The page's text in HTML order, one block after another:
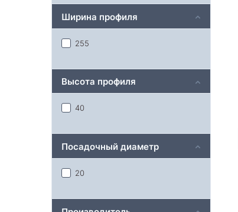
Ширина профиля
255
Высота профиля
40
Посадочный диаметр
20